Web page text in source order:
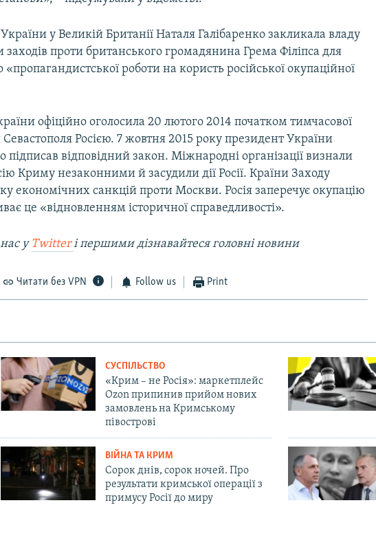
у Великій Британії Наталя Галібаренко закликала владу
заходів проти британського громадянина Грема Філіпса для
роботи на користь російської окупаційної
офіційно оголосила 20 лютого 2014 початком тимчасової
Росією. 7 жовтня 2015 року президент України
відповідний закон. Міжнародні організації визнали
Криму незаконними й засудили дії Росії. Країни Заходу
економічних санкцій проти Москви. Росія заперечує окупацію
це «відновленням історичної справедливості».
у Twitterі першими дізнавайтеся головні новини
Читати без VPN Follow us Print
СУСПІЛЬСТВО
«Крим – не Росія»: маркетплейс
Ozon припинив прийом нових
замовлень на Кримському
півострові
ВІЙНА ТА КРИМ
Сорок днів, сорок ночей. Про
результати кримської операції з
примусу Росії до миру